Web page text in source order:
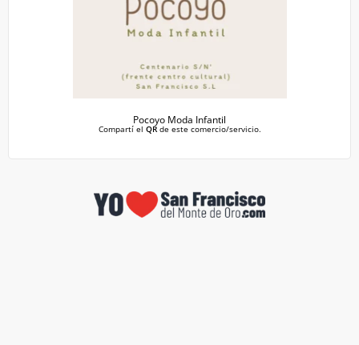
Pocoyo Moda Infantil
Compartí el QRde este comercio/servicio.